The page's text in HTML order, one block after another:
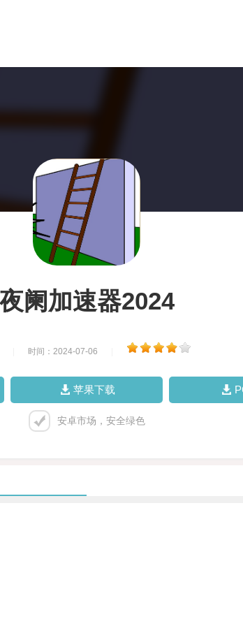
夜阑加速器2024
时间：2024-07-06
苹果下载
安卓市场，安全绿色